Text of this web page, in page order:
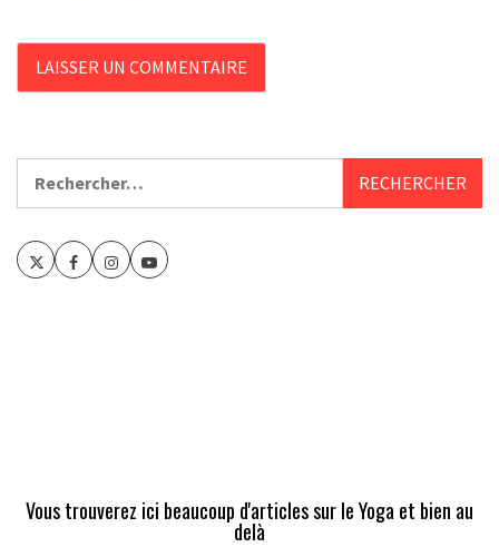
TwitterFacebookInstagramYoutube
Vous trouverez ici beaucoup d'articles sur le Yoga et bien au
delà